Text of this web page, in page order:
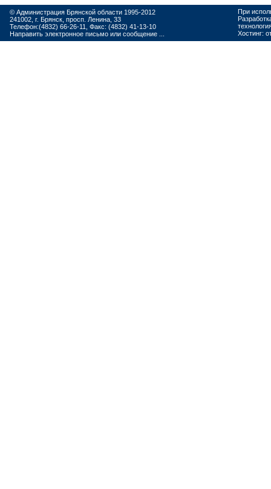
© Администрация Брянской области 1995-2012
241002, г. Брянск, просп. Ленина, 33
Телефон:(4832) 66-26-11, Факс: (4832) 41-13-10
Направить электронное письмо или сообщение ...
При
Хостинг: